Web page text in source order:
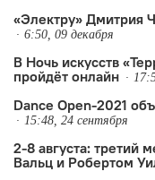
«Электру» Дмитрия
6:50, 09 декабря
В Ночь искусств
пройдёт онлайн
Dance Open-2021
15:48, 24 сентября
2-8 августа: третий
Вальц и Робертом